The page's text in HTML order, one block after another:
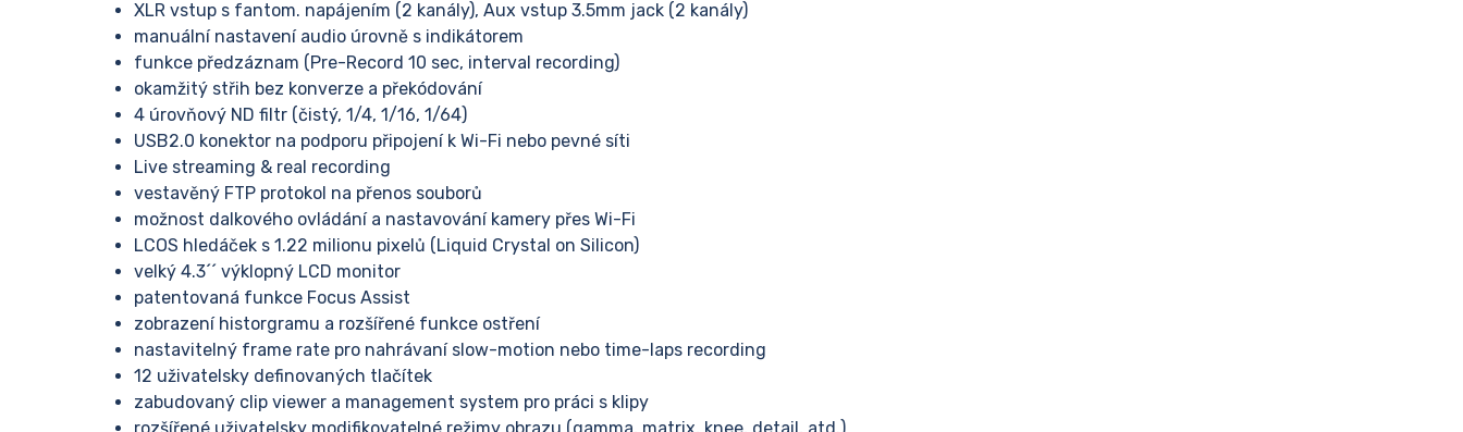
XLR vstup s fantom. napájením (2 kanály), Aux vstup 3.5mm jack (2 kanály)
manuální nastavení audio úrovně s indikátorem
funkce předzáznam (Pre-Record 10 sec, interval recording)
okamžitý střih bez konverze a překódování
4 úrovňový ND filtr (čistý, 1/4, 1/16, 1/64)
USB2.0 konektor na podporu připojení k Wi-Fi nebo pevné síti
Live streaming & real recording
vestavěný FTP protokol na přenos souborů
možnost dalkového ovládání a nastavování kamery přes Wi-Fi
LCOS hledáček s 1.22 milionu pixelů (Liquid Crystal on Silicon)
velký 4.3´´ výklopný LCD monitor
patentovaná funkce Focus Assist
zobrazení historgramu a rozšířené funkce ostření
nastavitelný frame rate pro nahrávaní slow-motion nebo time-laps recording
12 uživatelsky definovaných tlačítek
zabudovaný clip viewer a management system pro práci s klipy